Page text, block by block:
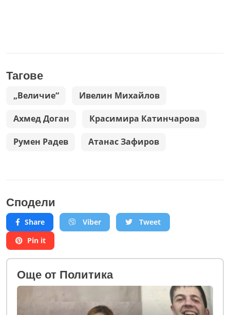
Тагове
„Величие“ Ивелин Михайлов
Ахмед Доган Красимира Катинчарова
Румен Радев Атанас Зафиров
Сподели
Share Viber
Tweet
Pin it
Oще от Политика